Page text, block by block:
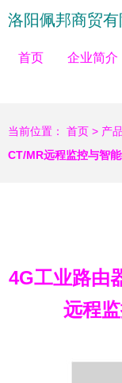
洛阳佩邦商贸有
首页 企业简介
当前位置： 首页 > 产
CT/MR远程监控与智
4G工业路由
远程